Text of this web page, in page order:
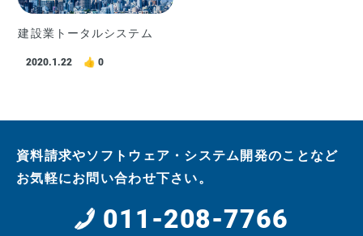
建設業トータルシステム
2020.1.22 0
資料請求やソフトウェア・システム開発のことなど
お気軽にお問い合わせ下さい。
011-208-7766